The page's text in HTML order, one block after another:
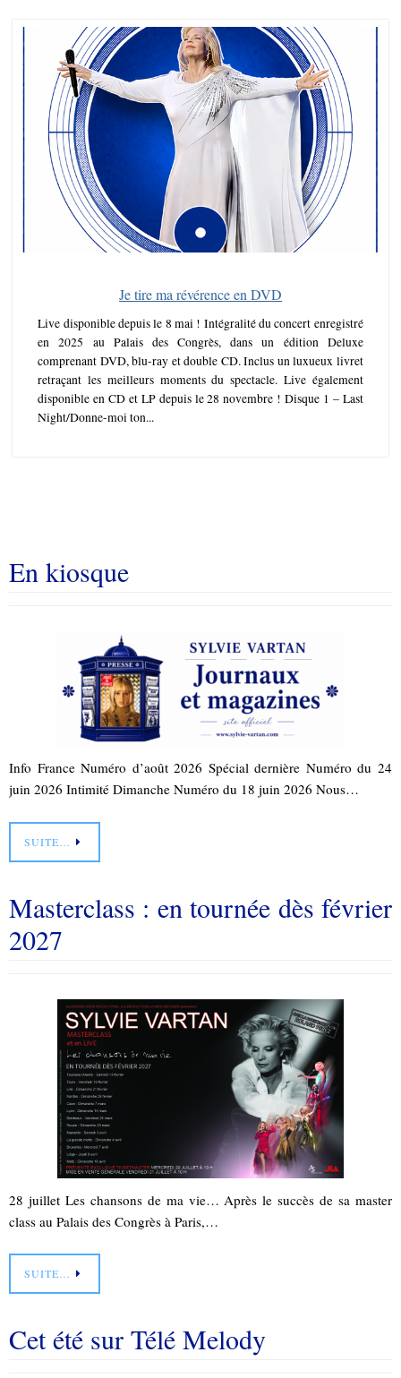
Je tire ma révérence en DVD
Live disponible depuis le 8 mai ! Intégralité du concert enregistré
en 2025 au Palais des Congrès, dans un édition Deluxe
comprenant DVD, blu-ray et double CD. Inclus un luxueux livret
retraçant les meilleurs moments du spectacle. Live également
disponible en CD et LP depuis le 28 novembre ! Disque 1 – Last
Night/Donne-moi ton...
En kiosque
Info France Numéro d’août 2026 Spécial dernière Numéro du 24
juin 2026 Intimité Dimanche Numéro du 18 juin 2026 Nous…
SUITE…
Masterclass : en tournée dès février
2027
28 juillet Les chansons de ma vie… Après le succès de sa master
class au Palais des Congrès à Paris,…
SUITE…
Cet été sur Télé Melody